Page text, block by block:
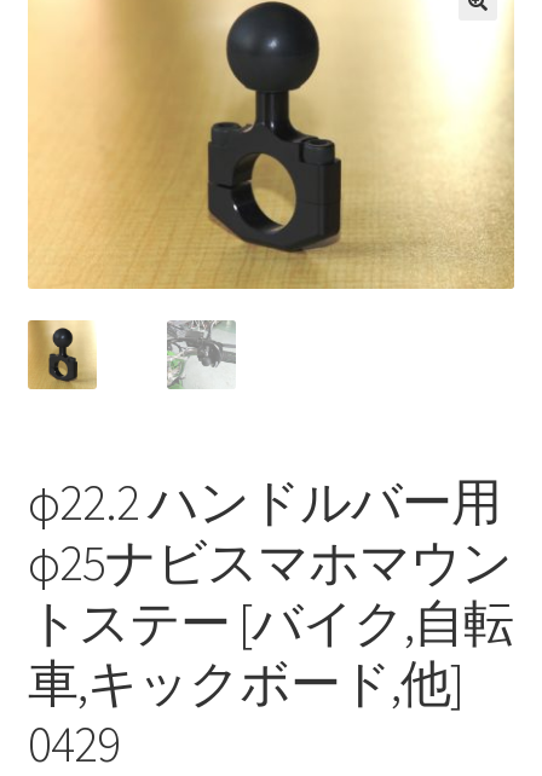
展
開
ー
を
展
メ
ニ
ュ
ー
φ22.2 ハンドルバー用
φ25ナビスマホマウン
トステー [バイク,自転
車,キックボード,他]
0429